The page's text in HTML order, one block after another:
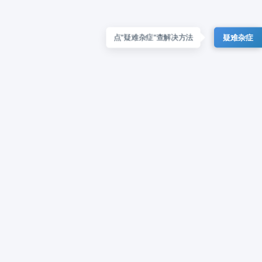
疑难杂症
点"疑难杂症"查解决方法